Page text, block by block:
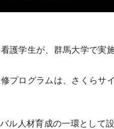
護学生が、群馬大学で実
プログラムは、さくらサ
ル人材育成の一環として